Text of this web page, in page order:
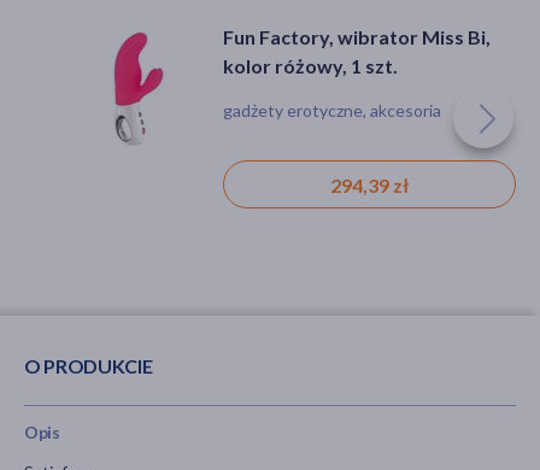
Fun Factory, wibrator Miss Bi,
kolor różowy, 1 szt.
gadżety erotyczne, akcesoria
294,39 zł
Ziaja GdanSkin, woda&skóra,
kolagenowy krem na noc
krem, odwodnienie, podrażnienie,
suchość, zmarszczki, wiotkość skóry
14,59 zł
O PRODUKCIE
Opis